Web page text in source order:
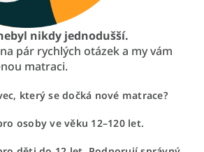
nikdy jednodušší.
pár rychlých otázek a my vám
matraci.
který se dočká nové matrace?
osoby ve věku 12–120 let.